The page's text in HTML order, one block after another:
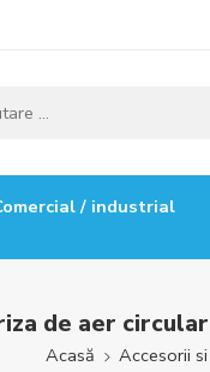
/ industrial
de aer
Acasă Accesorii